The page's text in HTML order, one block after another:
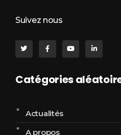
Suivez nous
Catégories
Actualités
A propos